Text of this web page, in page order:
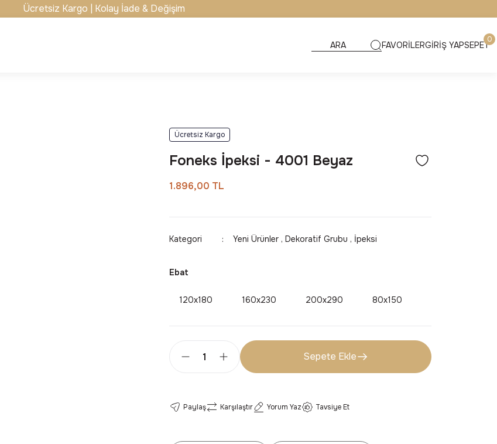
Ücretsiz Kargo | Kolay İade & Değişim
FAVORİLERGİRİŞ YAPSEPET
0
Ücretsiz Kargo
Foneks İpeksi - 4001 Beyaz
1.896,00 TL
Kategori Yeni Ürünler , Dekoratif Grubu , İpeksi
Ebat
120x180 160x230 200x290 80x150
Sepete Ekle
Paylaş Karşılaştır Yorum Yaz Tavsiye Et